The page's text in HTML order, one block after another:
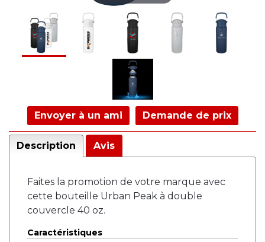
Envoyer à un ami Demande de prix
Description Avis
Faites la promotion de votre marque avec
cette bouteille Urban Peak à double
couvercle 40 oz.
Caractéristiques